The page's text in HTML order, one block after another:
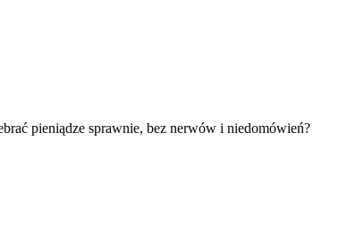
pieniądze sprawnie, bez nerwów i niedomówień?